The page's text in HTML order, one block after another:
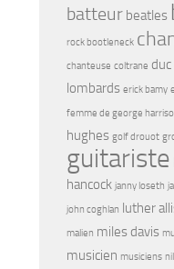
batteur beatles
rock bootleneck
chanteuse coltrane
lombards erick bamy
femme de george
hughes golf drouot
guitariste
hancock janny loseth
john coghlan luther
malien miles davis
musicien musiciens